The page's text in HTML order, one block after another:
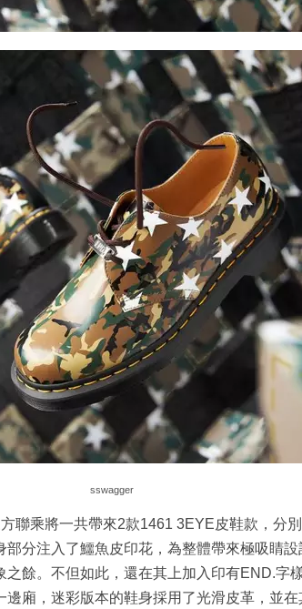
sswagger
聯乘將一共帶來2款1461 3EYE皮鞋款，分
分注入了鱷魚皮印花，為整體帶來極吸睛
餘。不但如此，還在其上加入印有END.字
廂，迷彩版本的鞋身採用了光滑皮革，並